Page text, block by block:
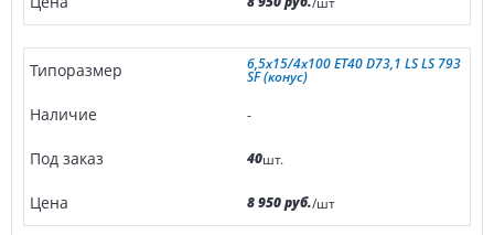
6,5x15/4x100 ET40 D73,1 LS LS 793
SF (конус)
-
40шт.
8 950 руб./шт